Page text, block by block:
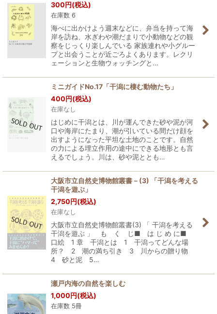
300円(税込)
在庫数 6
海べに出かけよう週末などに、弁当を持って海
岸を訪ね、水ぎわや潮だまりで小動物などの観
察をじっくり楽しんでいる 家族連れや小グルー
プと出会うことが近ごろよくあります。レクリ
ェーションと生物ウォッチングと…
ミニガイドNo.17「干潟に棲む動物たち」
400円(税込)
在庫なし
はじめに干潟とは、川が運んできた砂や泥が河
口や海岸にたまり、潮が引いている間だけ顔を
出すようになった平坦な土地のことです。自然
の力による埋立作用の途中にできる地形とも言
えるでしょう。川は、砂や泥ととも…
大阪市立自然史博物館叢書－(3) 「干潟を考える
干潟を遊ぶ」
2,750円(税込)
在庫なし
大阪市立自然史博物館叢書(3) 「 干潟を考える
干潟を遊ぶ 」 も く じ■ は じ め に■
口絵 1 章 干潟とは 1 干潟ってどんな場
所？ 2 潮の満ち引き 3 川からの贈り物
4 砂と泥 5…
瀬戸内海の自然を楽しむ
1,000円(税込)
在庫数 5冊